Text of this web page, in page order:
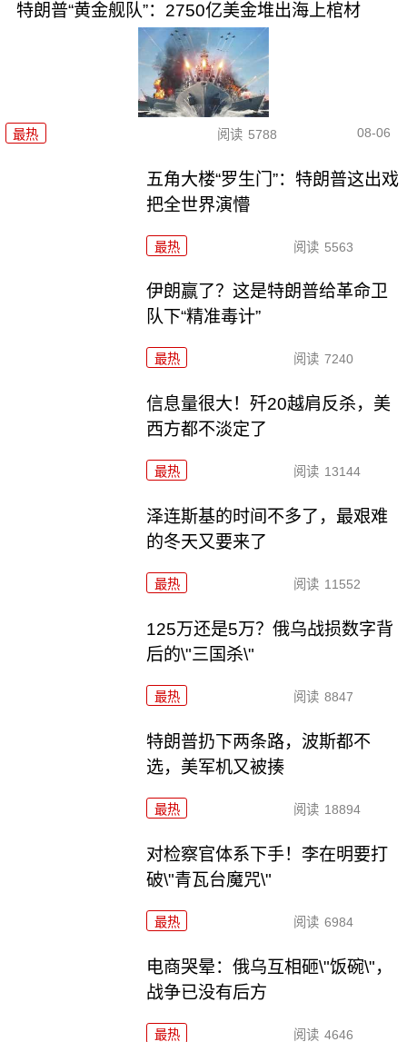
特朗普“黄金舰队”：2750亿美金堆出海上棺材
最热 阅读 5788 08-06
五角大楼“罗生门”：特朗普这出戏
把全世界演懵
最热 阅读 5563
伊朗赢了？这是特朗普给革命卫
队下“精准毒计”
最热 阅读 7240
信息量很大！歼20越肩反杀，美
西方都不淡定了
最热 阅读 13144
泽连斯基的时间不多了，最艰难
的冬天又要来了
最热 阅读 11552
125万还是5万？俄乌战损数字背
后的\"三国杀\"
最热 阅读 8847
特朗普扔下两条路，波斯都不
选，美军机又被揍
最热 阅读 18894
对检察官体系下手！李在明要打
破\"青瓦台魔咒\"
最热 阅读 6984
电商哭晕：俄乌互相砸\"饭碗\"，
战争已没有后方
最热 阅读 4646